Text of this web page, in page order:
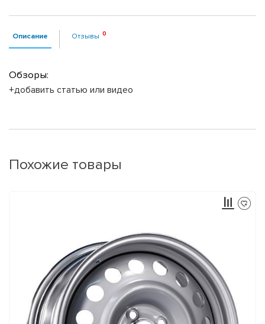
Описание Отзывы
Обзоры:
+добавить статью или видео
Похожие товары